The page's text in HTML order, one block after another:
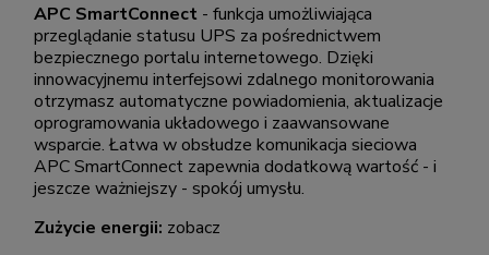
APC SmartConnect - funkcja umożliwiająca
przeglądanie statusu UPS za pośrednictwem
bezpiecznego portalu internetowego. Dzięki
innowacyjnemu interfejsowi zdalnego monitorowania
otrzymasz automatyczne powiadomienia, aktualizacje
oprogramowania układowego i zaawansowane
wsparcie. Łatwa w obsłudze komunikacja sieciowa
APC SmartConnect zapewnia dodatkową wartość - i
jeszcze ważniejszy - spokój umysłu.
Zużycie energii: zobacz